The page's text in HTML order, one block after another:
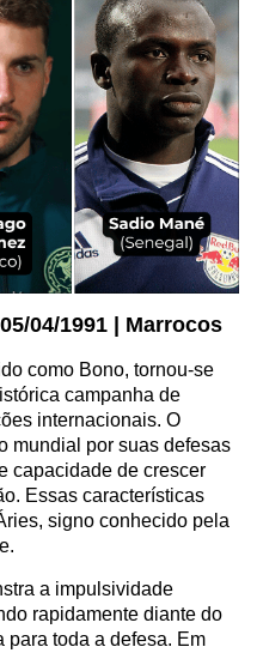
04/1991 | Marrocos
como Bono, tornou-se
campanha de
internacionais. O
mundial por suas defesas
capacidade de crescer
Essas características
signo conhecido pela
a impulsividade
rapidamente diante do
para toda a defesa. Em